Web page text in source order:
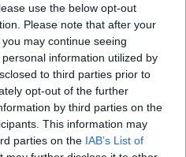
use the below opt-out
Please note that after your
may continue seeing
information utilized by
to third parties prior to
opt-out of the further
by third parties on the
This information may
parties on the IAB’s List of
για όλα: «Ο
σερί
δεν υπήρχε VAR -
για όλα